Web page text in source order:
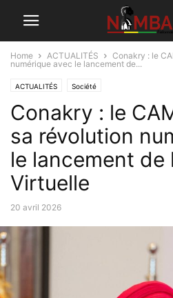
Home ACTUALITÉS
Conakry : le
numérique avec le lancement de...
ACTUALITÉS Société
Conakry : le
sa révolution
le lancement de
Virtuelle
20 avril 2026